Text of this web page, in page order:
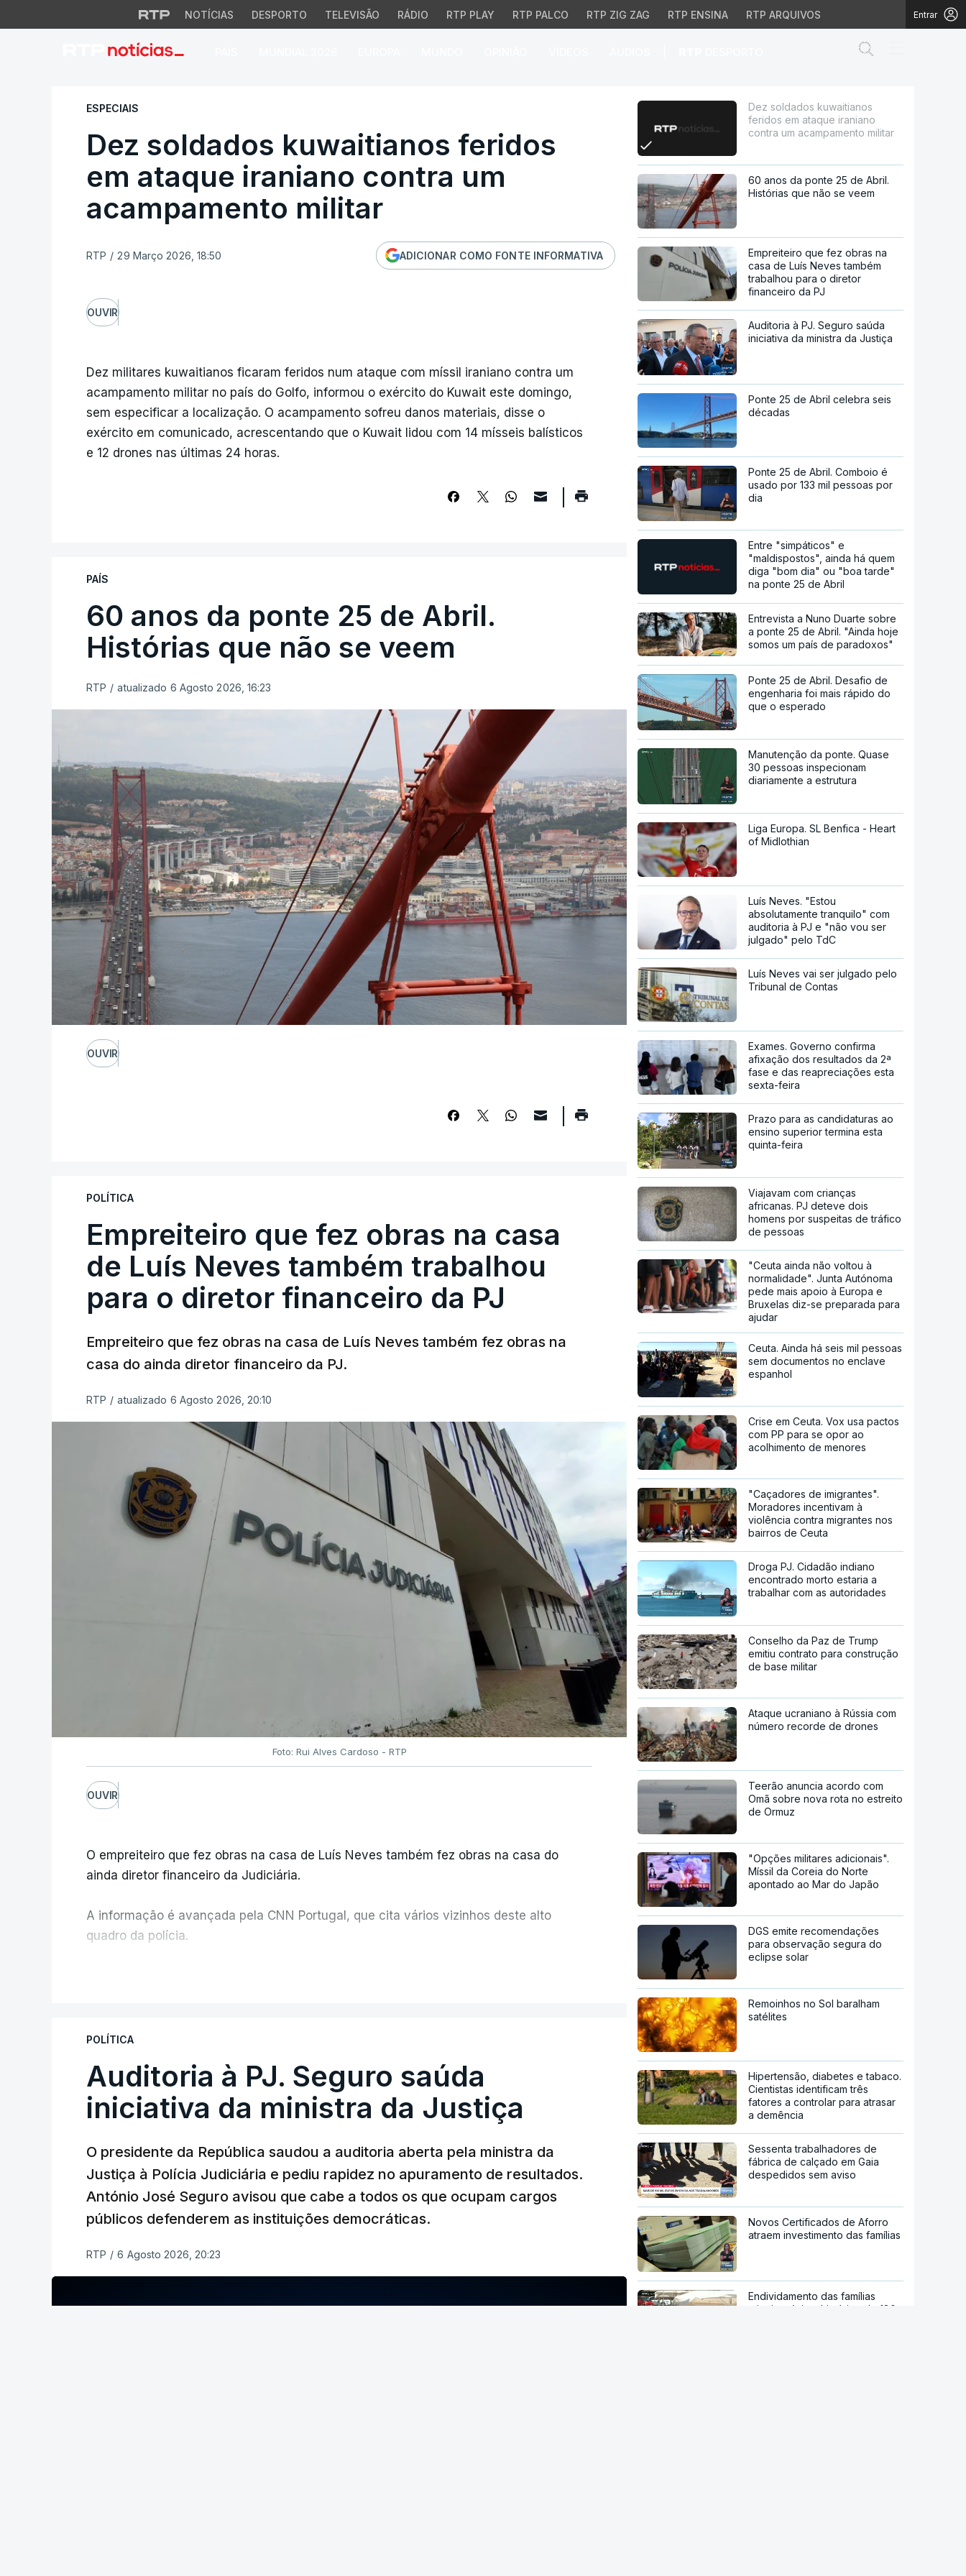
NOTÍCIAS DESPORTO TELEVISÃO RÁDIO RTP PLAY RTP PALCO RTP ZIG ZAG RTP ENSINA RTP ARQUIVOS Entrar
Dez soldados kuwaitianos feridos em ataque iraniano contra um
ESPECIAIS
Dez soldados kuwaitianos feridos
em ataque iraniano contra um
acampamento militar
RTP / 29 Março 2026, 18:50 ADICIONAR COMO FONTE INFORMATIVA
OUVIR
Dez militares kuwaitianos ficaram feridos num ataque com míssil iraniano contra um
acampamento militar no país do Golfo, informou o exército do Kuwait este domingo,
sem especificar a localização. O acampamento sofreu danos materiais, disse o
exército em comunicado, acrescentando que o Kuwait lidou com 14 mísseis balísticos
e 12 drones nas últimas 24 horas.
PAÍS
60 anos da ponte 25 de Abril.
Histórias que não se veem
RTP / atualizado 6 Agosto 2026, 16:23
OUVIR
POLÍTICA
Empreiteiro que fez obras na casa
de Luís Neves também trabalhou
para o diretor financeiro da PJ
Empreiteiro que fez obras na casa de Luís Neves também fez obras na
casa do ainda diretor financeiro da PJ.
RTP / atualizado 6 Agosto 2026, 20:10
Foto: Rui Alves Cardoso - RTP
OUVIR
O empreiteiro que fez obras na casa de Luís Neves também fez obras na casa do
ainda diretor financeiro da Judiciária.
A informação é avançada pela CNN Portugal, que cita vários vizinhos deste alto
quadro da polícia.
POLÍTICA
Auditoria à PJ. Seguro saúda
iniciativa da ministra da Justiça
O presidente da República saudou a auditoria aberta pela ministra da
Justiça à Polícia Judiciária e pediu rapidez no apuramento de resultados.
António José Seguro avisou que cabe a todos os que ocupam cargos
públicos defenderem as instituições democráticas.
RTP / 6 Agosto 2026, 20:23
Dez soldados kuwaitianos
feridos em ataque iraniano
contra um acampamento militar
60 anos da ponte 25 de Abril.
Histórias que não se veem
Empreiteiro que fez obras na
casa de Luís Neves também
trabalhou para o diretor
financeiro da PJ
Auditoria à PJ. Seguro saúda
iniciativa da ministra da Justiça
Ponte 25 de Abril celebra seis
décadas
Ponte 25 de Abril. Comboio é
usado por 133 mil pessoas por
dia
Entre "simpáticos" e
"maldispostos", ainda há quem
diga "bom dia" ou "boa tarde"
na ponte 25 de Abril
Entrevista a Nuno Duarte sobre
a ponte 25 de Abril. "Ainda hoje
somos um país de paradoxos"
Ponte 25 de Abril. Desafio de
engenharia foi mais rápido do
que o esperado
Manutenção da ponte. Quase
30 pessoas inspecionam
diariamente a estrutura
Liga Europa. SL Benfica - Heart
of Midlothian
Luís Neves. "Estou
absolutamente tranquilo" com
auditoria à PJ e "não vou ser
julgado" pelo TdC
Luís Neves vai ser julgado pelo
Tribunal de Contas
Exames. Governo confirma
afixação dos resultados da 2ª
fase e das reapreciações esta
sexta-feira
Prazo para as candidaturas ao
ensino superior termina esta
quinta-feira
Viajavam com crianças
africanas. PJ deteve dois
homens por suspeitas de tráfico
de pessoas
"Ceuta ainda não voltou à
normalidade". Junta Autónoma
pede mais apoio à Europa e
Bruxelas diz-se preparada para
ajudar
Ceuta. Ainda há seis mil pessoas
sem documentos no enclave
espanhol
Crise em Ceuta. Vox usa pactos
com PP para se opor ao
acolhimento de menores
"Caçadores de imigrantes".
Moradores incentivam à
violência contra migrantes nos
bairros de Ceuta
Droga PJ. Cidadão indiano
encontrado morto estaria a
trabalhar com as autoridades
Conselho da Paz de Trump
emitiu contrato para construção
de base militar
Ataque ucraniano à Rússia com
número recorde de drones
Teerão anuncia acordo com
Omã sobre nova rota no estreito
de Ormuz
"Opções militares adicionais".
Míssil da Coreia do Norte
apontado ao Mar do Japão
DGS emite recomendações
para observação segura do
eclipse solar
Remoinhos no Sol baralham
satélites
Hipertensão, diabetes e tabaco.
Cientistas identificam três
fatores a controlar para atrasar
a demência
Sessenta trabalhadores de
fábrica de calçado em Gaia
despedidos sem aviso
Novos Certificados de Aforro
atraem investimento das famílias
Endividamento das famílias
atingiu máximo histórico de 180